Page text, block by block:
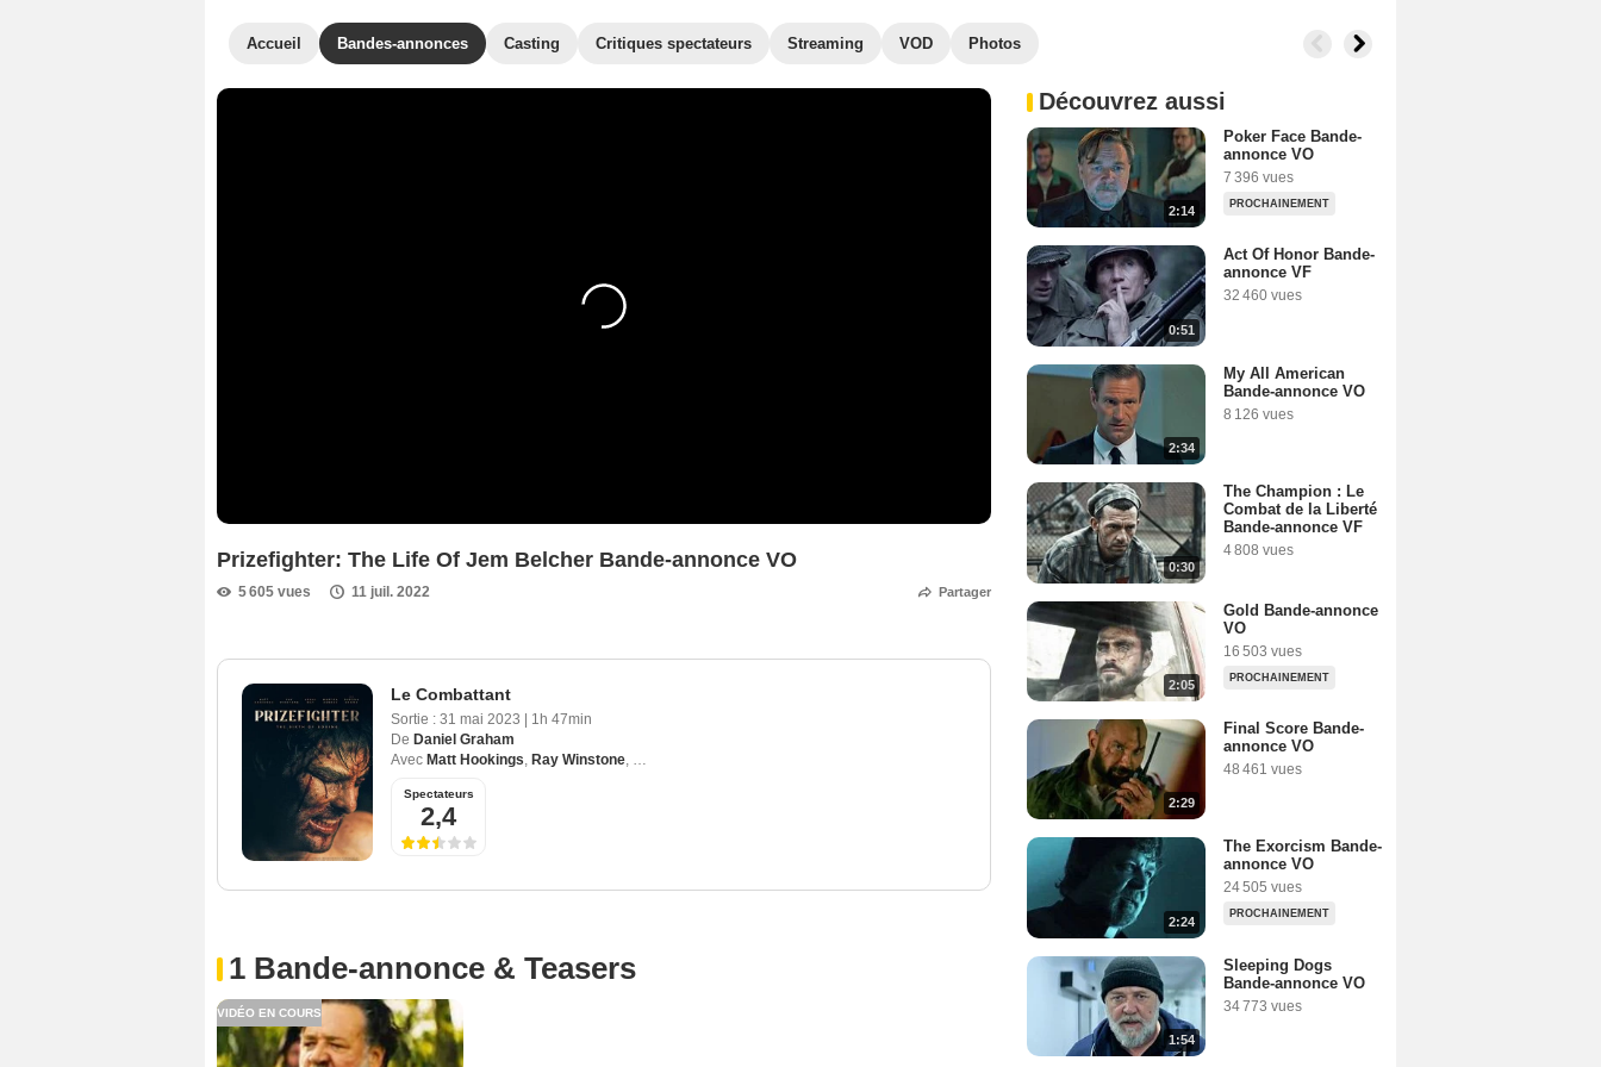
Accueil Bandes-annonces Casting Critiques spectateurs Streaming VOD Photos
Prizefighter: The Life Of Jem Belcher Bande-annonce VO
5 605 vues 11 juil. 2022 Partager
Le Combattant
Sortie : 31 mai 2023
1h 47min
De Daniel Graham
Avec Matt Hookings, Ray Winstone, Russell Crowe
Spectateurs
2,4
1 Bande-annonce & Teasers
VIDÉO EN COURS
Découvrez aussi
2:14
Poker Face Bande-
annonce VO
7 396 vues
PROCHAINEMENT
0:51
Act Of Honor Bande-
annonce VF
32 460 vues
2:34
My All American
Bande-annonce VO
8 126 vues
0:30
The Champion : Le
Combat de la Liberté
Bande-annonce VF
4 808 vues
2:05
Gold Bande-annonce
VO
16 503 vues
PROCHAINEMENT
2:29
Final Score Bande-
annonce VO
48 461 vues
2:24
The Exorcism Bande-
annonce VO
24 505 vues
PROCHAINEMENT
1:54
Sleeping Dogs
Bande-annonce VO
34 773 vues